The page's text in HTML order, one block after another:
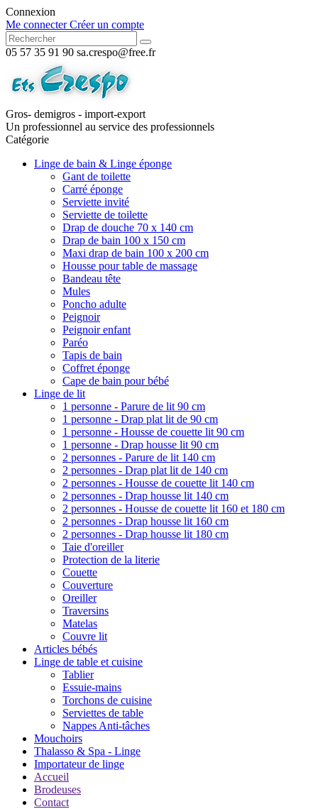
Connexion
Me connecter Créer un compte
05 57 35 91 90 sa.crespo@free.fr
Gros- demigros - import-export
Un professionnel au service des professionnels
Catégorie
Linge de bain & Linge éponge
Gant de toilette
Carré éponge
Serviette invité
Serviette de toilette
Drap de douche 70 x 140 cm
Drap de bain 100 x 150 cm
Maxi drap de bain 100 x 200 cm
Housse pour table de massage
Bandeau tête
Mules
Poncho adulte
Peignoir
Peignoir enfant
Paréo
Tapis de bain
Coffret éponge
Cape de bain pour bébé
Linge de lit
1 personne - Parure de lit 90 cm
1 personne - Drap plat lit de 90 cm
1 personne - Housse de couette lit 90 cm
1 personne - Drap housse lit 90 cm
2 personnes - Parure de lit 140 cm
2 personnes - Drap plat lit de 140 cm
2 personnes - Housse de couette lit 140 cm
2 personnes - Drap housse lit 140 cm
2 personnes - Housse de couette lit 160 et 180 cm
2 personnes - Drap housse lit 160 cm
2 personnes - Drap housse lit 180 cm
Taie d'oreiller
Protection de la literie
Couette
Couverture
Oreiller
Traversins
Matelas
Couvre lit
Articles bébés
Linge de table et cuisine
Tablier
Essuie-mains
Torchons de cuisine
Serviettes de table
Nappes Anti-tâches
Mouchoirs
Thalasso & Spa - Linge
Importateur de linge
Accueil
Brodeuses
Contact